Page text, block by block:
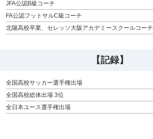
JFA公認B級コーチ
FA公認フットサルC級コーチ
北陽高校卒業、セレッソ大阪アカデミースクールコーチ
【記録】
全国高校サッカー選手権出場
全国高校総体出場 3位
全日本ユース選手権出場